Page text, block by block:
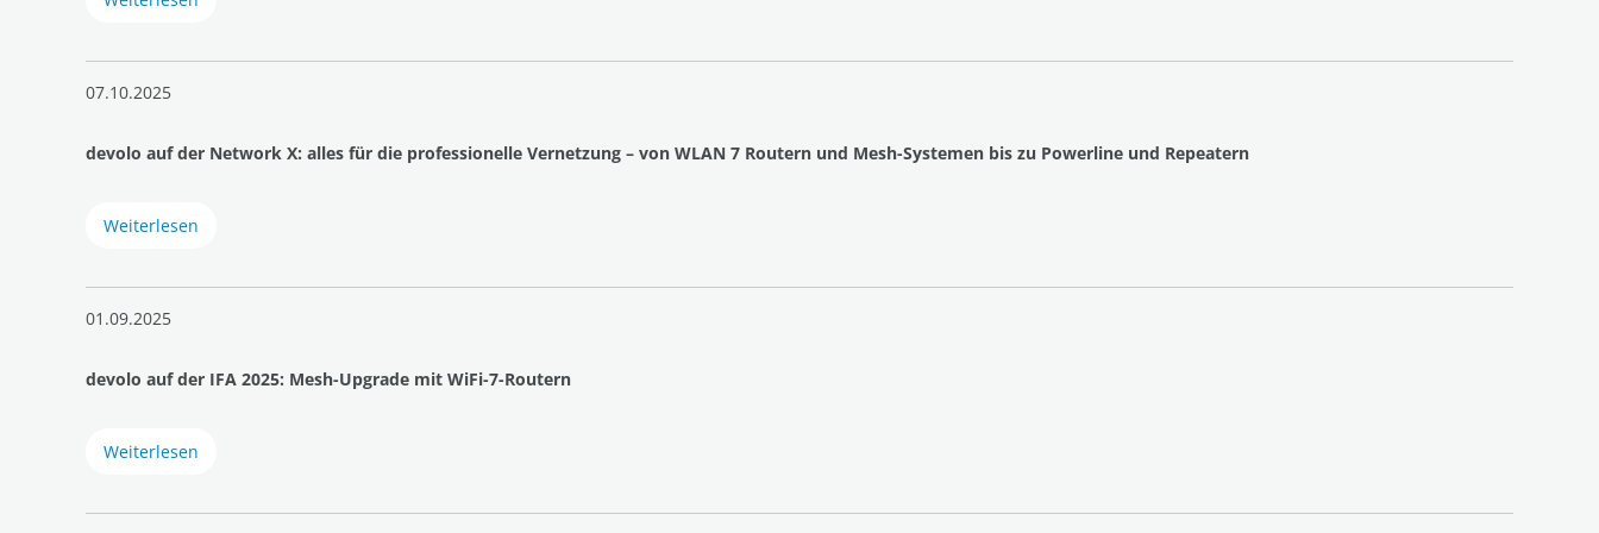
07.10.2025
devolo auf der Network X: alles für die professionelle Vernetzung – von WLAN 7 Routern und Mesh-Systemen bis zu Powerline und Repeatern
Weiterlesen
01.09.2025
devolo auf der IFA 2025: Mesh-Upgrade mit WiFi-7-Routern
Weiterlesen